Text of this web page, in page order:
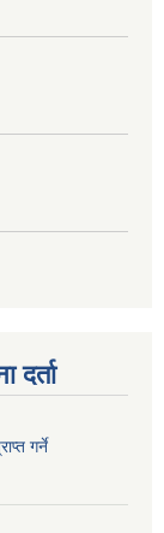
दर्ता
गर्ने